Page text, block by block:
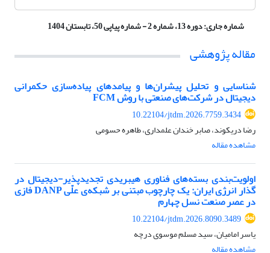
شماره جاری:دوره 13، شماره 2 - شماره پیاپی 50، تابستان 1404
مقاله پژوهشی
شناسایی و تحلیل پیشران‌ها و پیامدهای پیاده‌سازی حکمرانی
دیجیتال در شرکت‌های صنعتی با روش FCM
10.22104/jtdm.2026.7759.3434
رضا دریکوند، صابر خندان علمداری، طاهره حسومی
مشاهده مقاله
اولویت‌بندی بسته‌های فناوری هیبریدی تجدیدپذیر-دیجیتال در
گذار انرژی ایران: یک چارچوب مبتنی ‌بر شبکه‌ی علّی DANP فازی
در عصر صنعت نسل چهارم
10.22104/jtdm.2026.8090.3489
یاسر امامیان، سید مسلم موسوی درچه
مشاهده مقاله